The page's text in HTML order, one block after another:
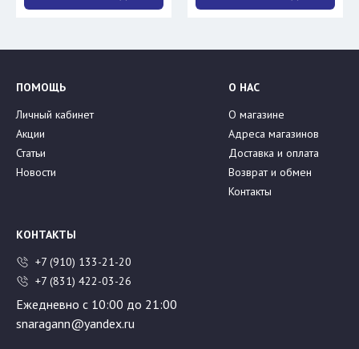
ПОМОЩЬ
Личный кабинет
Акции
Статьи
Новости
О НАС
О магазине
Адреса магазинов
Доставка и оплата
Возврат и обмен
Контакты
КОНТАКТЫ
+7 (910) 133-21-20
+7 (831) 422-03-26
Ежедневно с 10:00 до 21:00
snaragann@yandex.ru